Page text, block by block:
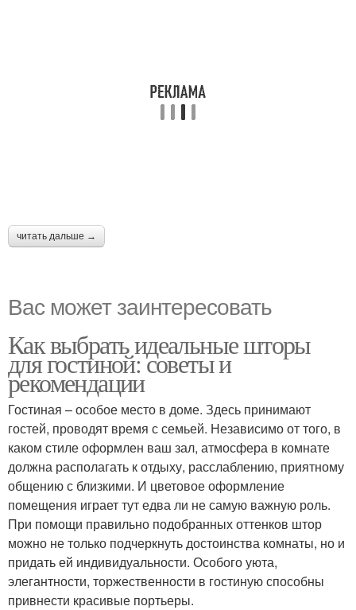
читать дальше →
Вас может заинтересовать
Как выбрать идеальные шторы
для гостиной: советы и
рекомендации
Гостиная – особое место в доме. Здесь принимают
гостей, проводят время с семьей. Независимо от того, в
каком стиле оформлен ваш зал, атмосфера в комнате
должна располагать к отдыху, расслаблению, приятному
общению с близкими. И цветовое оформление
помещения играет тут едва ли не самую важную роль.
При помощи правильно подобранных оттенков штор
можно не только подчеркнуть достоинства комнаты, но и
придать ей индивидуальности. Особого уюта,
элегантности, торжественности в гостиную способны
привнести красивые портьеры.